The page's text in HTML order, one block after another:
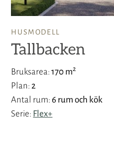
HUSMODELL
Tallbacken
Bruksarea 170 m2
Plan 2
Antal rum 6 rum och kök
Serie Flex+